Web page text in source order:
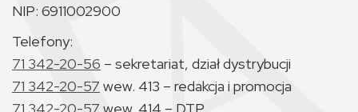
NIP: 6911002900
Telefony:
71 342-20-56 – sekretariat, dział dystrybucji
71 342-20-57 wew. 413 – redakcja i promocja